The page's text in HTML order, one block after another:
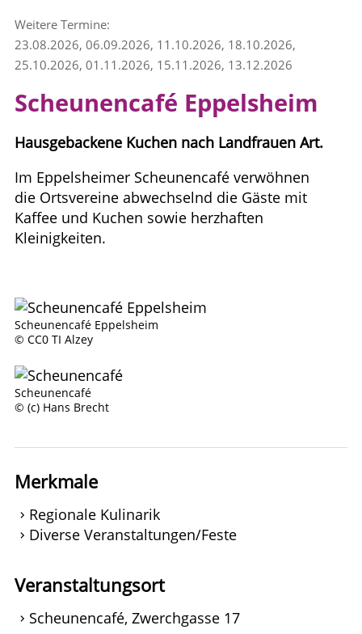
Weitere Termine:
23.08.2026, 06.09.2026, 11.10.2026, 18.10.2026,
25.10.2026, 01.11.2026, 15.11.2026, 13.12.2026
Scheunencafé Eppelsheim
Hausgebackene Kuchen nach Landfrauen Art.
Im Eppelsheimer Scheunencafé verwöhnen
die Ortsvereine abwechselnd die Gäste mit
Kaffee und Kuchen sowie herzhaften
Kleinigkeiten.
Scheunencafé Eppelsheim
© CC0 TI Alzey
Scheunencafé
© (c) Hans Brecht
Merkmale
Regionale Kulinarik
Diverse Veranstaltungen/Feste
Veranstaltungsort
Scheunencafé, Zwerchgasse 17